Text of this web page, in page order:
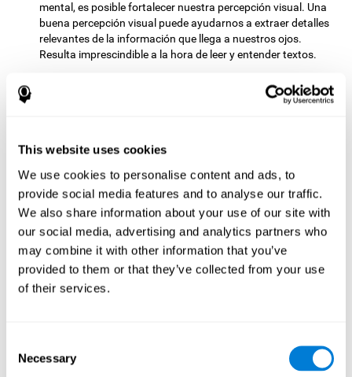
This website uses cookies
We use cookies to personalise content and ads, to
provide social media features and to analyse our traffic.
We also share information about your use of our site with
our social media, advertising and analytics partners who
may combine it with other information that you’ve
provided to them or that they’ve collected from your use
of their services.
Selection
Necessary
mental, es posible fortalecer nuestra percepción visual. Una
buena percepción visual puede ayudarnos a extraer detalles
relevantes de la información que llega a nuestros ojos.
Resulta imprescindible a la hora de leer y entender textos.
Símbolos unidos cuenta con dos fases. La
primera fase es la de aprendizaje, en la que tenemos que
En esta segunda fase debemos reconocer el conjunto de
ocasión, los estímulos se encuentran mezclados con otros
semejantes que pretenden distraernos. En esta segunda
fase estaremos estimulando nuestra capacidad de
reconocimiento. Un adecuado reconocimiento puede ser
beneficioso para identificar los estímulos previos entre las
opciones presentes. Hacemos uso de nuestro
reconocimiento en diversas situaciones de la vida cotidiana,
como al ver una persona a la que no nos encontrábamos
Otras capacidades cognitivas